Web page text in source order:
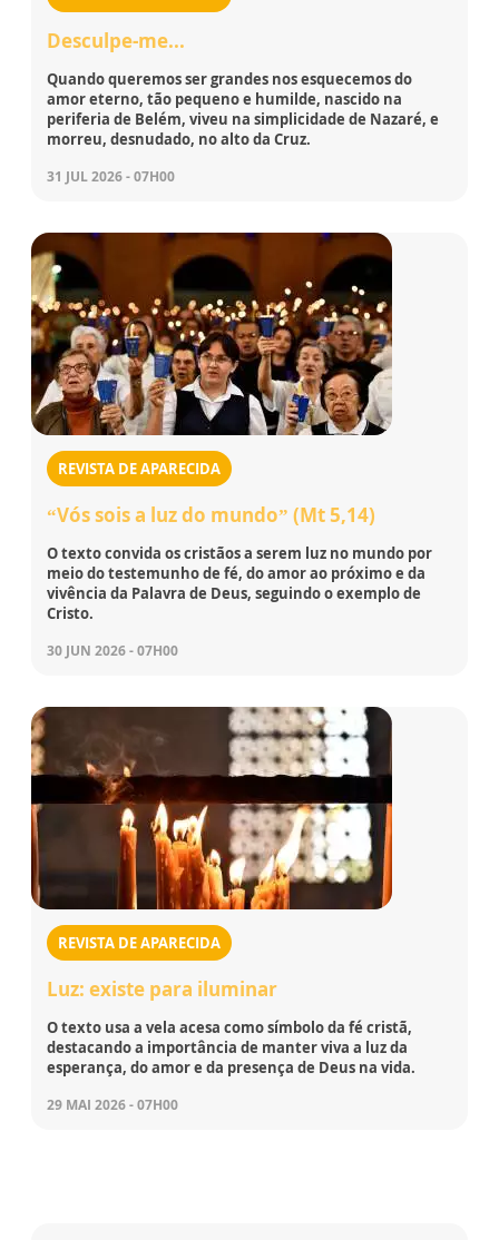
Desculpe-me...
Quando queremos ser grandes nos esquecemos do
amor eterno, tão pequeno e humilde, nascido na
periferia de Belém, viveu na simplicidade de Nazaré, e
morreu, desnudado, no alto da Cruz.
31 JUL 2026 - 07H00
REVISTA DE APARECIDA
“Vós sois a luz do mundo” (Mt 5,14)
O texto convida os cristãos a serem luz no mundo por
meio do testemunho de fé, do amor ao próximo e da
vivência da Palavra de Deus, seguindo o exemplo de
Cristo.
30 JUN 2026 - 07H00
REVISTA DE APARECIDA
Luz: existe para iluminar
O texto usa a vela acesa como símbolo da fé cristã,
destacando a importância de manter viva a luz da
esperança, do amor e da presença de Deus na vida.
29 MAI 2026 - 07H00